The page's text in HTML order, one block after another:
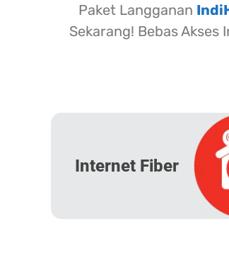
Paket Langganan
Sekarang! Bebas
Internet Fiber